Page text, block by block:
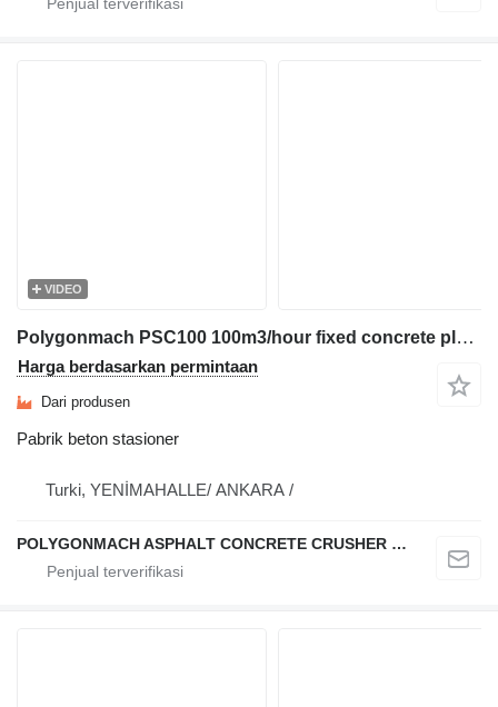
VIDEO
Polygonmach PSC100 100m3/hour fixed concrete plant
Harga berdasarkan permintaan
Dari produsen
Pabrik beton stasioner
Turki, YENİMAHALLE/ ANKARA /
POLYGONMACH ASPHALT CONCRETE CRUSHER SYSTEMS